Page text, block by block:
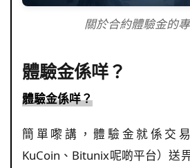
關於合約體驗金的
體驗金係咩？
體驗金係咩？
簡單嚟講，體驗金就係交
KuCoin、Bitunix呢啲平台）送